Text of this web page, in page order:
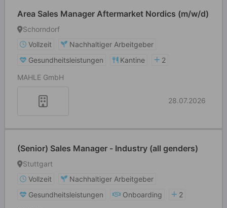
Area Sales Manager Aftermarket Nordics (m/w/d)
Schorndorf
Vollzeit
Nachhaltiger Arbeitgeber
Gesundheitsleistungen
Kantine
2
MAHLE GmbH
28.07.2026
(Senior) Sales Manager - Industry (all genders)
Stuttgart
Vollzeit
Nachhaltiger Arbeitgeber
Gesundheitsleistungen
Onboarding
2